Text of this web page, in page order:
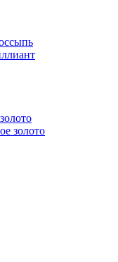
золото